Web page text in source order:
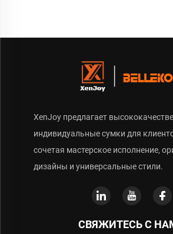
XenJoy предлагает
индивидуальные сумки для
сочетая мастерское исполнение,
дизайны и универсальные стили.
СВЯЖИТЕСЬ С